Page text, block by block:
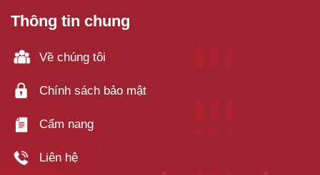
Thông tin chung
Về chúng tôi
Chính sách bảo mật
Cẩm nang
Liên hệ